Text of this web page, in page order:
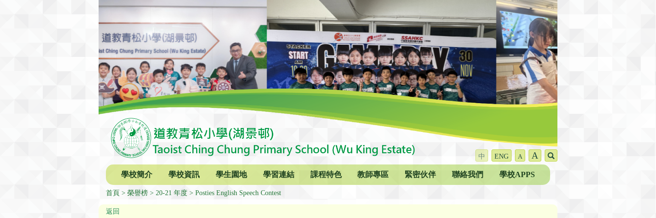
中 ENG A A
學校簡介 學校資訊 學生園地 學習連結 課程特色 教師專區 緊密伙伴 聯絡我們 學校APPS
首頁 榮譽榜 20-21 年度 Posties English Speech Contest
返回